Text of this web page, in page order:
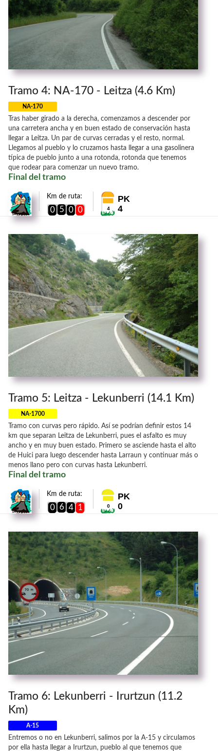
Tramo 4: NA-170 - Leitza (4.6 Km)
NA-170
Tras haber girado a la derecha, comenzamos a descender por
una carretera ancha y en buen estado de conservación hasta
llegar a Leitza. Un par de curvas cerradas y el resto, normal.
Llegamos al pueblo y lo cruzamos hasta llegar a una gasolinera
típica de pueblo junto a una rotonda, rotonda que tenemos
que rodear para comenzar un nuevo tramo.
Final del tramo
Km de ruta:
0 5 0 0 4
PK
4
Tramo 5: Leitza - Lekunberri (14.1 Km)
NA-1700
Tramo con curvas pero rápido. Así se podrían definir estos 14
km que separan Leitza de Lekunberri, pues el asfalto es muy
ancho y en muy buen estado. Primero se asciende hasta el alto
de Huici para luego descender hasta Larraun y continuar más o
menos llano pero con curvas hasta Lekunberri.
Final del tramo
Km de ruta:
0 6 4 1 0
PK
0
Tramo 6: Lekunberri - Irurtzun (11.2
Km)
A-15
Entremos o no en Lekunberri, salimos por la A-15 y circulamos
por ella hasta llegar a Irurtzun, pueblo al que tenemos que